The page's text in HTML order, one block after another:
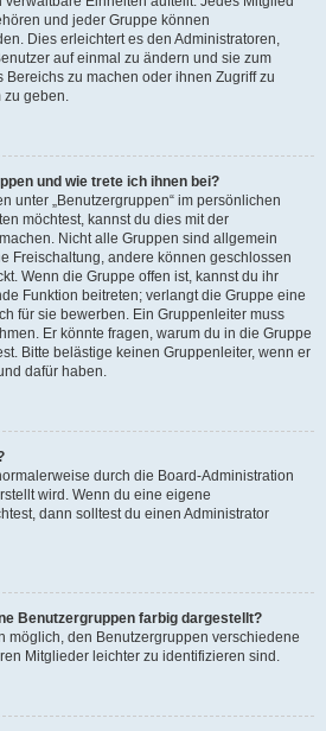
und jeder Gruppe können
Dies erleichtert es den Administratoren,
auf einmal zu ändern und sie zum
zu machen oder ihnen Zugriff zu
zu geben.
und wie trete ich ihnen bei?
unter „Benutzergruppen“ im persönlichen
möchtest, kannst du dies mit der
Nicht alle Gruppen sind allgemein
Freischaltung, andere können geschlossen
Wenn die Gruppe offen ist, kannst du ihr
Funktion beitreten; verlangt die Gruppe eine
für sie bewerben. Ein Gruppenleiter muss
Er könnte fragen, warum du in die Gruppe
Bitte belästige keinen Gruppenleiter, wenn er
dafür haben.
durch die Board-Administration
wird. Wenn du eine eigene
dann solltest du einen Administrator
Benutzergruppen farbig dargestellt?
möglich, den Benutzergruppen verschiedene
Mitglieder leichter zu identifizieren sind.